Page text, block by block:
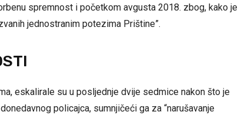
spremnost i početkom avgusta 2018. zbog, kako je
jednostranim potezima Prištine”.
eskalirale su u posljednje dvije sedmice nakon što je
policajca, sumnjičeći ga za “narušavanje